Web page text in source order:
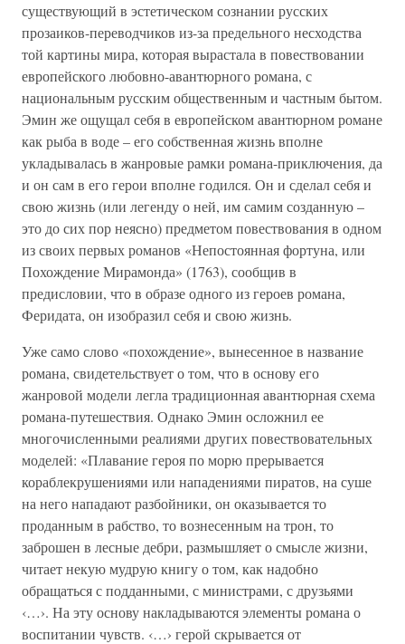
существующий в эстетическом сознании русских
прозаиков-переводчиков из-за предельного несходства
той картины мира, которая вырастала в повествовании
европейского любовно-авантюрного романа, с
национальным русским общественным и частным бытом.
Эмин же ощущал себя в европейском авантюрном романе
как рыба в воде – его собственная жизнь вполне
укладывалась в жанровые рамки романа-приключения, да
и он сам в его герои вполне годился. Он и сделал себя и
свою жизнь (или легенду о ней, им самим созданную –
это до сих пор неясно) предметом повествования в одном
из своих первых романов «Непостоянная фортуна, или
Похождение Мирамонда» (1763), сообщив в
предисловии, что в образе одного из героев романа,
Феридата, он изобразил себя и свою жизнь.
Уже само слово «похождение», вынесенное в название
романа, свидетельствует о том, что в основу его
жанровой модели легла традиционная авантюрная схема
романа-путешествия. Однако Эмин осложнил ее
многочисленными реалиями других повествовательных
моделей: «Плавание героя по морю прерывается
кораблекрушениями или нападениями пиратов, на суше
на него нападают разбойники, он оказывается то
проданным в рабство, то вознесенным на трон, то
заброшен в лесные дебри, размышляет о смысле жизни,
читает некую мудрую книгу о том, как надобно
обращаться с подданными, с министрами, с друзьями
‹…›. На эту основу накладываются элементы романа о
воспитании чувств. ‹…› герой скрывается от